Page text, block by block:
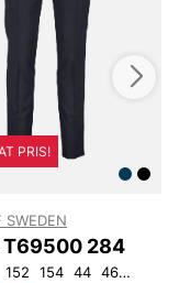
PRIS!
SWEDEN
T69500 284
152 154 44 46 48